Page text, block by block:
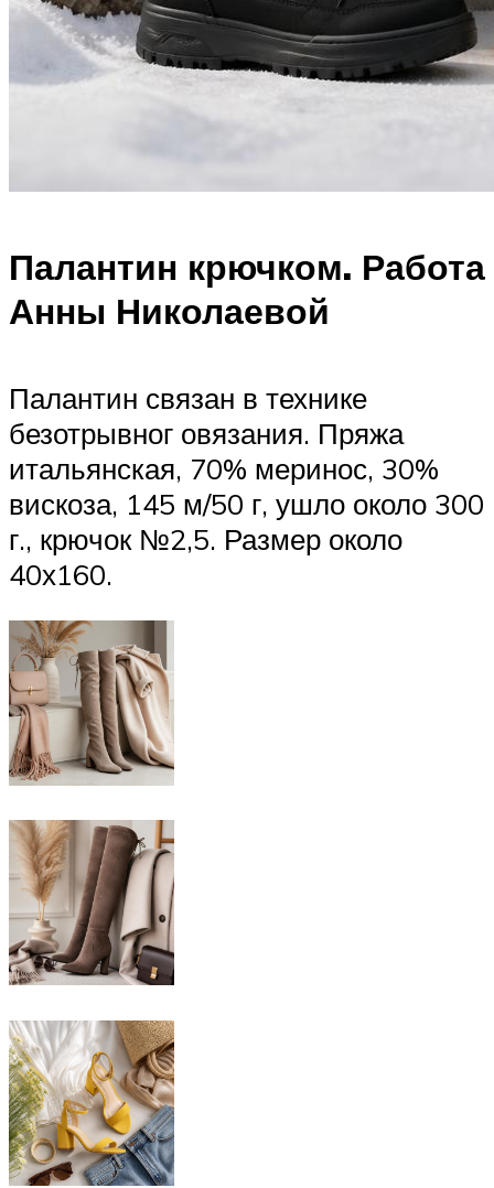
Палантин крючком. Работа
Анны Николаевой
Палантин связан в технике
безотрывног овязания. Пряжа
итальянская, 70% меринос, 30%
вискоза, 145 м/50 г, ушло около 300
г., крючок №2,5. Размер около
40х160.